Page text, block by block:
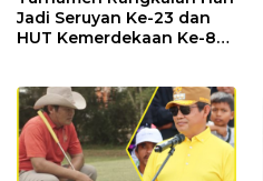
Jadi Seruyan Ke-23 dan
HUT Kemerdekaan Ke-80